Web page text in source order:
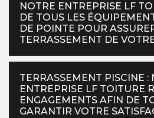
NOTRE ENTREPRISE LF
DE TOUS LES
DE POINTE POUR
TERRASSEMENT DE
TERRASSEMENT PISCINE :
ENTREPRISE LF TOITURE
ENGAGEMENTS AFIN DE
GARANTIR VOTRE